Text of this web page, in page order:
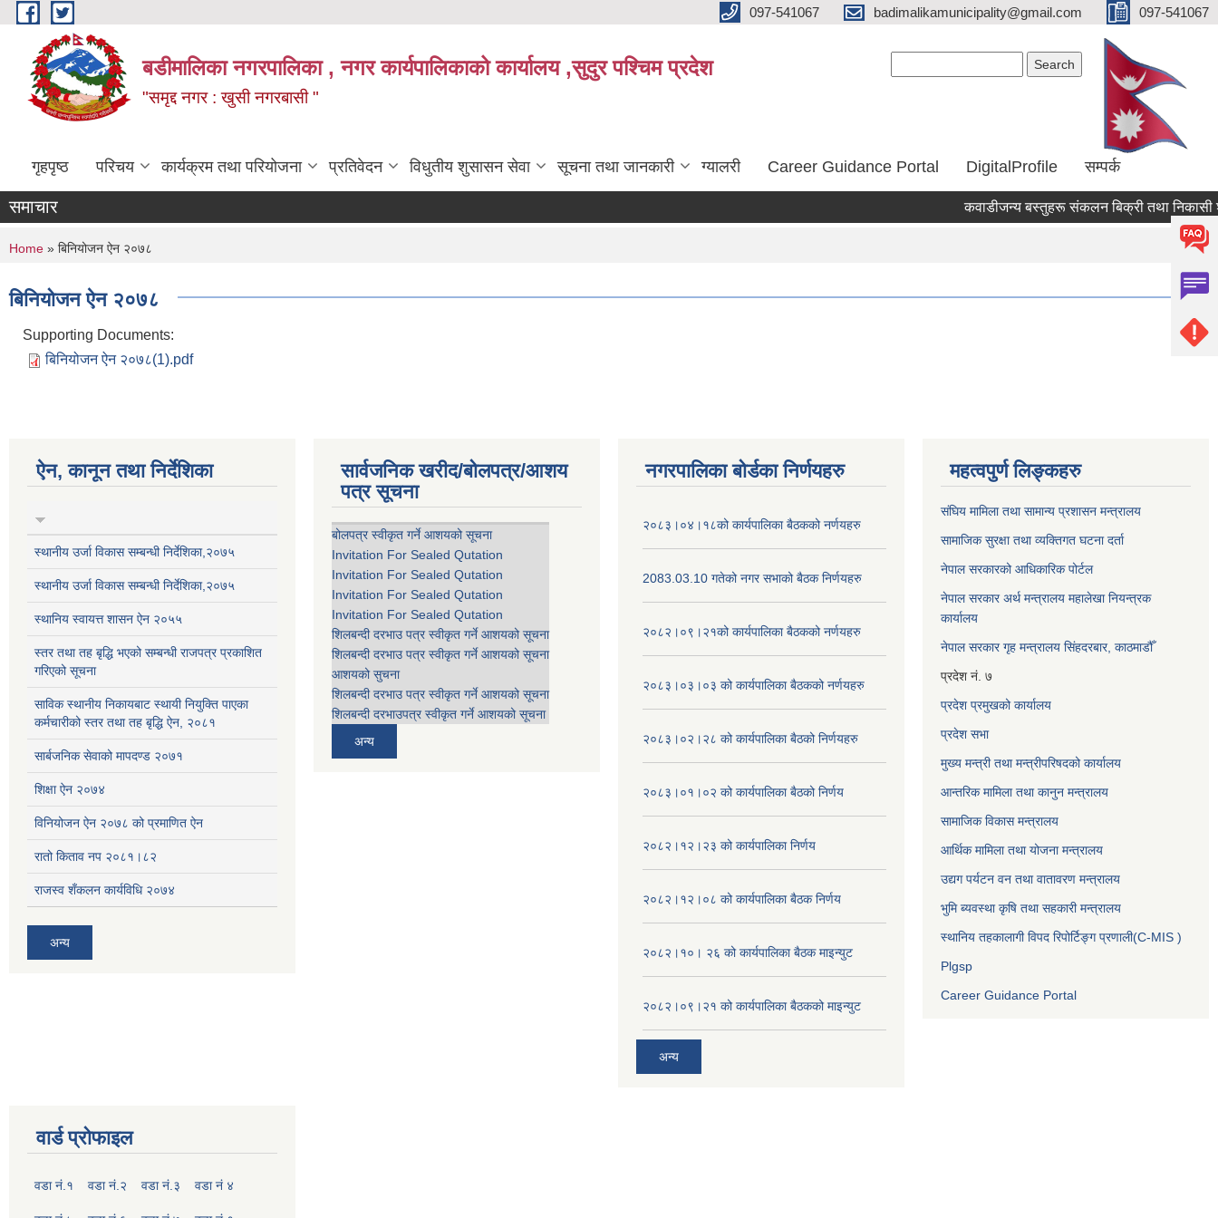
Skip to main content 097-541067 badimalikamunicipality@gmail.com 097-541067
बडीमालिका नगरपालिका , नगर कार्यपालिकाको कार्यालय ,सुदुर पश्चिम प्रदेश
"समृद्द नगर : खुसी नगरबासी "
गृहपृष्ठ परिचय कार्यक्रम तथा परियोजना प्रतिवेदन विधुतीय शुसासन सेवा सूचना तथा जानकारी ग्यालरी Career Guidance Portal DigitalProfile सम्पर्क
समाचार कवाडीजन्य बस्तुहरू संकलन बिक्री तथा निकासी
You are here
Home » बिनियोजन ऐन २०७८
बिनियोजन ऐन २०७८
Supporting Documents:
बिनियोजन ऐन २०७८(1).pdf
ऐन, कानून तथा निर्देशिका
स्थानीय उर्जा विकास सम्बन्धी निर्देशिका,२०७५
स्थानीय उर्जा विकास सम्बन्धी निर्देशिका,२०७५
स्थानिय स्वायत्त शासन ऐन २०५५
स्तर तथा तह बृद्धि भएको सम्बन्धी राजपत्र प्रकाशित
गरिएको सूचना
साविक स्थानीय निकायबाट स्थायी नियुक्ति पाएका
कर्मचारीको स्तर तथा तह बृद्धि ऐन, २०८१
सार्बजनिक सेवाको मापदण्ड २०७१
शिक्षा ऐन २०७४
विनियोजन ऐन २०७८ को प्रमाणित ऐन
रातो किताव नप २०८१।८२
राजस्व शँकलन कार्यविधि २०७४
अन्य
सार्वजनिक खरीद/बोलपत्र/आशय
पत्र सूचना
बोलपत्र स्वीकृत गर्ने आशयको सूचना
Invitation For Sealed Qutation
Invitation For Sealed Qutation
Invitation For Sealed Qutation
Invitation For Sealed Qutation
शिलबन्दी दरभाउ पत्र स्वीकृत गर्ने आशयको सूचना
शिलबन्दी दरभाउ पत्र स्वीकृत गर्ने आशयको सूचना
आशयको सुचना
शिलबन्दी दरभाउ पत्र स्वीकृत गर्ने आशयको सूचना
शिलबन्दी दरभाउपत्र स्वीकृत गर्ने आशयको सूचना
अन्य
नगरपालिका बोर्डका निर्णयहरु
२०८३।०४।१८को कार्यपालिका बैठकको नर्णयहरु
2083.03.10 गतेको नगर सभाको बैठक निर्णयहरु
२०८२।०९।२१को कार्यपालिका बैठकको नर्णयहरु
२०८३।०३।०३ को कार्यपालिका बैठकको नर्णयहरु
२०८३।०२।२८ को कार्यपालिका बैठको निर्णयहरु
२०८३।०१।०२ को कार्यपालिका बैठको निर्णय
२०८२।१२।२३ को कार्यपालिका निर्णय
२०८२।१२।०८ को कार्यपालिका बैठक निर्णय
२०८२।१०। २६ को कार्यपालिका बैठक माइन्युट
२०८२।०९।२१ को कार्यपालिका बैठकको माइन्युट
अन्य
महत्वपुर्ण लिङ्कहरु
संघिय मामिला तथा सामान्य प्रशासन मन्त्रालय
सामाजिक सुरक्षा तथा व्यक्तिगत घटना दर्ता
नेपाल सरकारको आधिकारिक पोर्टल
नेपाल सरकार अर्थ मन्त्रालय महालेखा नियन्त्रक
कार्यालय
नेपाल सरकार गृह मन्त्रालय सिंहदरबार, काठमाडौँ
प्रदेश नं. ७
प्रदेश प्रमुखको कार्यालय
प्रदेश सभा
मुख्य मन्त्री तथा मन्त्रीपरिषदको कार्यालय
आन्तरिक मामिला तथा कानुन मन्त्रालय
सामाजिक विकास मन्त्रालय
आर्थिक मामिला तथा योजना मन्त्रालय
उद्यग पर्यटन वन तथा वातावरण मन्त्रालय
भुमि ब्यवस्था कृषि तथा सहकारी मन्त्रालय
स्थानिय तहकालागी विपद रिपोर्टिङ्ग प्रणाली(C-MIS )
Plgsp
Career Guidance Portal
वार्ड प्रोफाइल
वडा नं.१ वडा नं.२ वडा नं.३ वडा नं ४